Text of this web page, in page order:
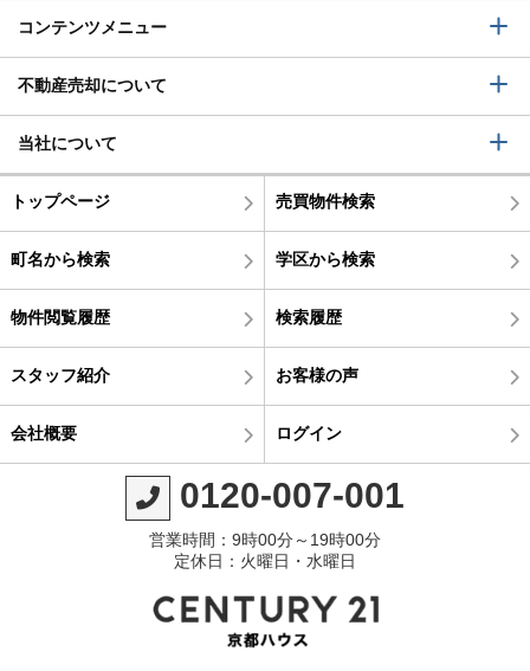
コンテンツメニュー
不動産売却について
当社について
トップページ 売買物件検索
町名から検索 学区から検索
物件閲覧履歴 検索履歴
スタッフ紹介 お客様の声
会社概要 ログイン
0120-007-001
営業時間：9時00分～19時00分
定休日：火曜日・水曜日